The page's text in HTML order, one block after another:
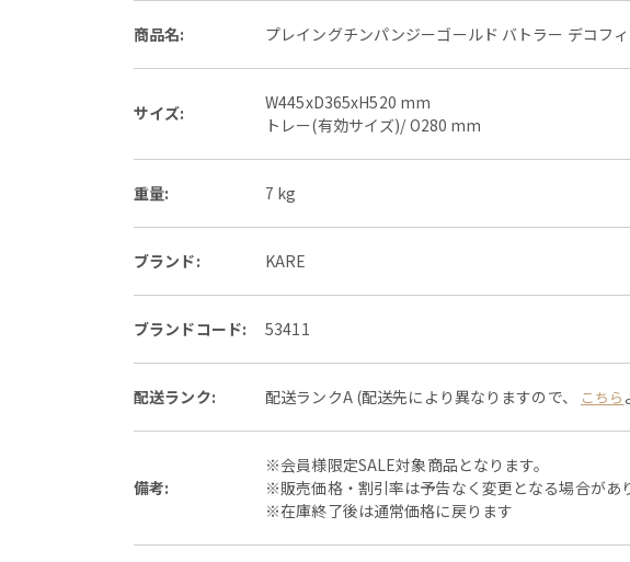
商品名: プレイングチンパンジーゴールド バトラー デコフ
サイズ:
W445xD365xH520 mm
トレー(有効サイズ)/ O280 mm
重量: 7 kg
ブランド: KARE
ブランドコード: 53411
配送ランク: 配送ランクA (配送先により異なりますので、 こちら
備考:
※会員様限定SALE対象商品となります。
※販売価格・割引率は予告なく変更となる場合があ
※在庫終了後は通常価格に戻ります